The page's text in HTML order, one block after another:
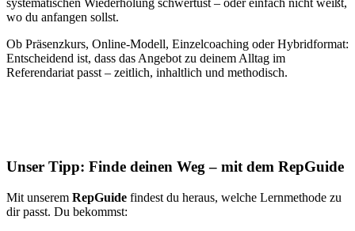
wo du anfangen sollst.
Ob Präsenzkurs, Online-Modell, Einzelcoaching oder Hybridformat:
Entscheidend ist, dass das Angebot zu deinem Alltag im
Referendariat passt – zeitlich, inhaltlich und methodisch.
Unser Tipp: Finde deinen Weg – mit dem RepGuide
Mit unserem RepGuide findest du heraus, welche Lernmethode zu
dir passt. Du bekommst: